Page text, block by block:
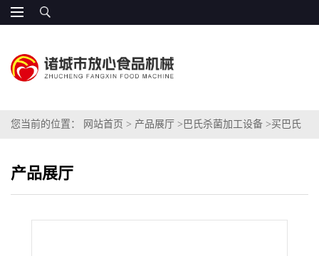
您当前的位置： 网站首页 > 产品展厅 > 巴氏杀菌加工设备 >买巴氏
产品展厅